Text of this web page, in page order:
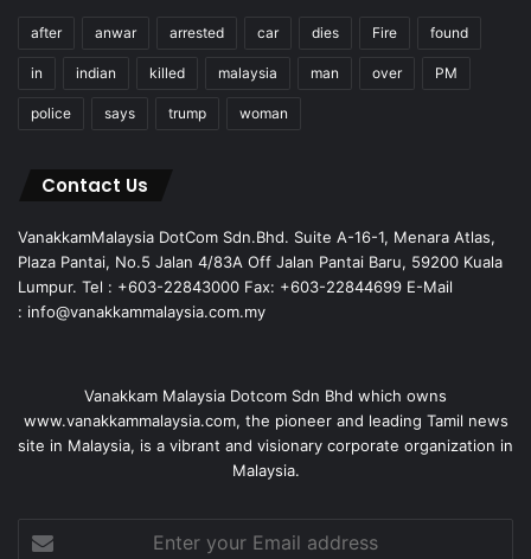
after anwar arrested car dies Fire found
in indian killed malaysia man over PM
police says trump woman
Contact Us
VanakkamMalaysia DotCom Sdn.Bhd. Suite A-16-1, Menara Atlas,
Plaza Pantai, No.5 Jalan 4/83A Off Jalan Pantai Baru, 59200 Kuala
Lumpur. Tel : +603-22843000 Fax: +603-22844699 E-Mail
: info@vanakkammalaysia.com.my
Vanakkam Malaysia Dotcom Sdn Bhd which owns
www.vanakkammalaysia.com, the pioneer and leading Tamil news
site in Malaysia, is a vibrant and visionary corporate organization in
Malaysia.
your